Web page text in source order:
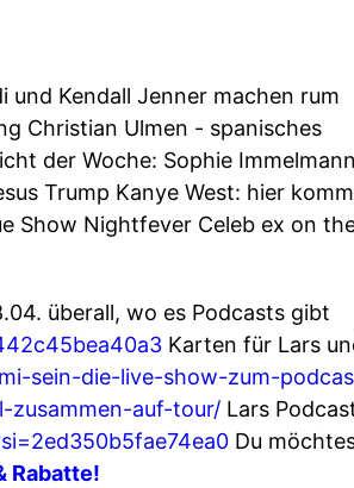
und Kendall Jenner machen rum
Christian Ulmen - spanisches
der Woche: Sophie
Trump Kanye West: hier
Show Nightfever Celeb ex on
überall, wo es Podcasts gibt
Karten für Lars
sein-die-live-show-zum-
zusammen-auf-tour/ Lars
Du
Rabatte!